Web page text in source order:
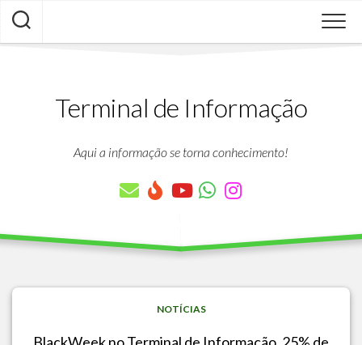
Skip
content
Terminal de Informação
Aqui a informação se torna conhecimento!
NOTÍCIAS